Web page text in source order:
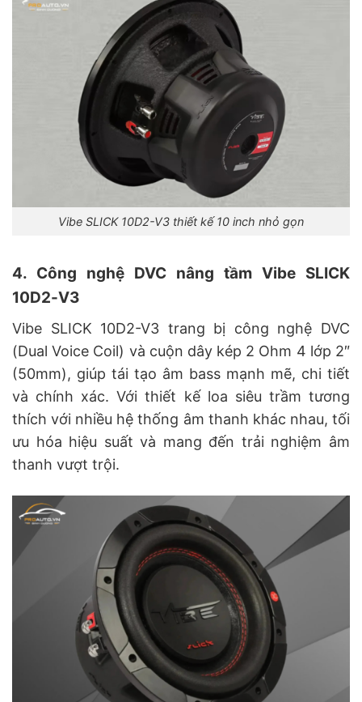
Vibe SLICK 10D2-V3 thiết kế 10 inch nhỏ gọn
4. Công nghệ DVC nâng tầm Vibe SLICK
10D2-V3
Vibe SLICK 10D2-V3 trang bị công nghệ DVC
(Dual Voice Coil) và cuộn dây kép 2 Ohm 4 lớp 2″
(50mm), giúp tái tạo âm bass mạnh mẽ, chi tiết
và chính xác. Với thiết kế loa siêu trầm tương
thích với nhiều hệ thống âm thanh khác nhau, tối
ưu hóa hiệu suất và mang đến trải nghiệm âm
thanh vượt trội.